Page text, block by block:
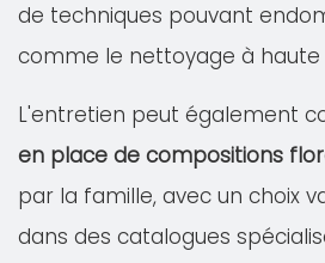
de techniques pouvant
comme le nettoyage à haute
L'entretien peut également
en place de compositions
par la famille, avec un choix
dans des catalogues